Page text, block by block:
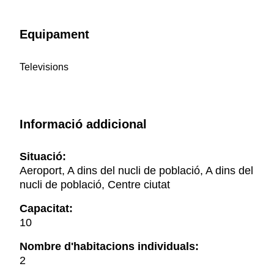
Equipament
Televisions
Informació addicional
Situació:
Aeroport, A dins del nucli de població, A dins del
nucli de població, Centre ciutat
Capacitat:
10
Nombre d'habitacions individuals:
2